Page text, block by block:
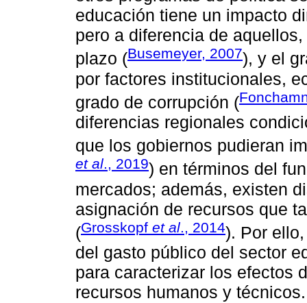
educación tiene un impacto
pero a diferencia de
plazo (Busemeyer, 2007), y el
por factores institucionales,
grado de corrupción (
diferencias regionales
que los gobiernos pudieran
et al., 2019) en términos del
mercados; además, existen
asignación de recursos que
(Grosskopf et al., 2014). Por
del gasto público del sector
para caracterizar los efectos
recursos humanos y técnicos.